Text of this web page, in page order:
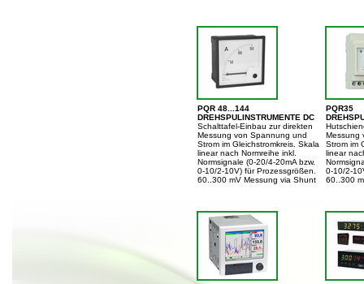
PQR 48...144
DREHSPULINSTRUMENTE DC
Schalttafel-Einbau zur direkten
Messung von Spannung und
Strom im Gleichstromkreis. Skala
linear nach Normreihe inkl.
Normsignale (0-20/4-20mA bzw.
0-10/2-10V) für Prozessgrößen.
60..300 mV Messung via Shunt
PQR35
Messung
Strom im
linear
0-10/2-
60..300